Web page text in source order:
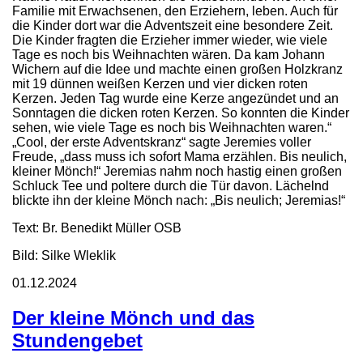
Familie mit Erwachsenen, den Erziehern, leben. Auch für
die Kinder dort war die Adventszeit eine besondere Zeit.
Die Kinder fragten die Erzieher immer wieder, wie viele
Tage es noch bis Weihnachten wären. Da kam Johann
Wichern auf die Idee und machte einen großen Holzkranz
mit 19 dünnen weißen Kerzen und vier dicken roten
Kerzen. Jeden Tag wurde eine Kerze angezündet und an
Sonntagen die dicken roten Kerzen. So konnten die Kinder
sehen, wie viele Tage es noch bis Weihnachten waren.“
„Cool, der erste Adventskranz“ sagte Jeremies voller
Freude, „dass muss ich sofort Mama erzählen. Bis neulich,
kleiner Mönch!“ Jeremias nahm noch hastig einen großen
Schluck Tee und poltere durch die Tür davon. Lächelnd
blickte ihn der kleine Mönch nach: „Bis neulich; Jeremias!“
Text: Br. Benedikt Müller OSB
Bild: Silke Wleklik
01.12.2024
Der kleine Mönch und das
Stundengebet